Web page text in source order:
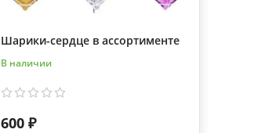
Шарики-сердце в ассортименте
В наличии
600 ₽